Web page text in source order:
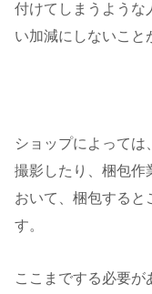
付けてしまうような
い加減にしないこと
ショップによって
撮影したり、梱包作
おいて、梱包すると
す。
ここまでする必要が